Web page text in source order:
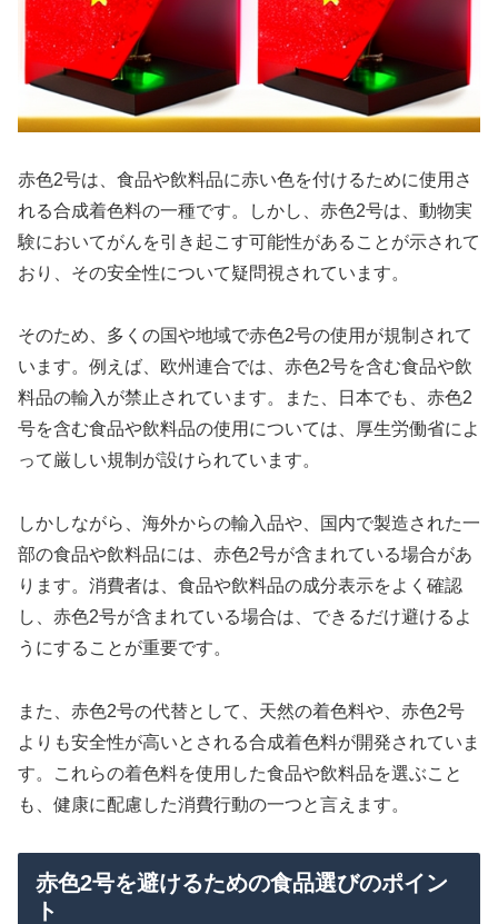
赤色2号は、食品や飲料品に赤い色を付けるために使用さ
れる合成着色料の一種です。しかし、赤色2号は、動物実
験においてがんを引き起こす可能性があることが示されて
おり、その安全性について疑問視されています。
そのため、多くの国や地域で赤色2号の使用が規制されて
います。例えば、欧州連合では、赤色2号を含む食品や飲
料品の輸入が禁止されています。また、日本でも、赤色2
号を含む食品や飲料品の使用については、厚生労働省によ
って厳しい規制が設けられています。
しかしながら、海外からの輸入品や、国内で製造された一
部の食品や飲料品には、赤色2号が含まれている場合があ
ります。消費者は、食品や飲料品の成分表示をよく確認
し、赤色2号が含まれている場合は、できるだけ避けるよ
うにすることが重要です。
また、赤色2号の代替として、天然の着色料や、赤色2号
よりも安全性が高いとされる合成着色料が開発されていま
す。これらの着色料を使用した食品や飲料品を選ぶこと
も、健康に配慮した消費行動の一つと言えます。
赤色2号を避けるための食品選びのポイン
ト